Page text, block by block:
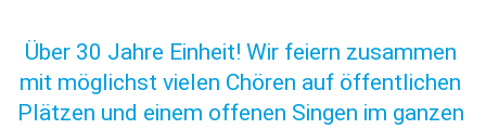
Über 30 Jahre Einheit! Wir feiern zusammen
mit möglichst vielen Chören auf öffentlichen
Plätzen und einem offenen Singen im ganzen